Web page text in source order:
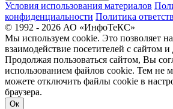
Условия использования материалов
конфиденциальности Политика
© 1992 - 2026 АО «ИнфоТеКС»
Мы используем cookie. Это позволяет
взаимодействие посетителей с сайтом и
Продолжая пользоваться сайтом, Вы
использованием файлов cookie. Тем не
можете отключить файлы cookie в
браузера.
Ок